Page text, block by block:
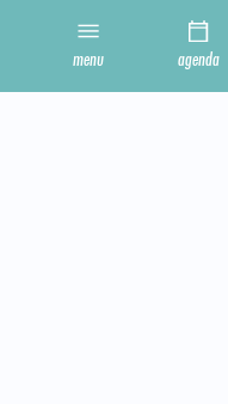
menu agenda